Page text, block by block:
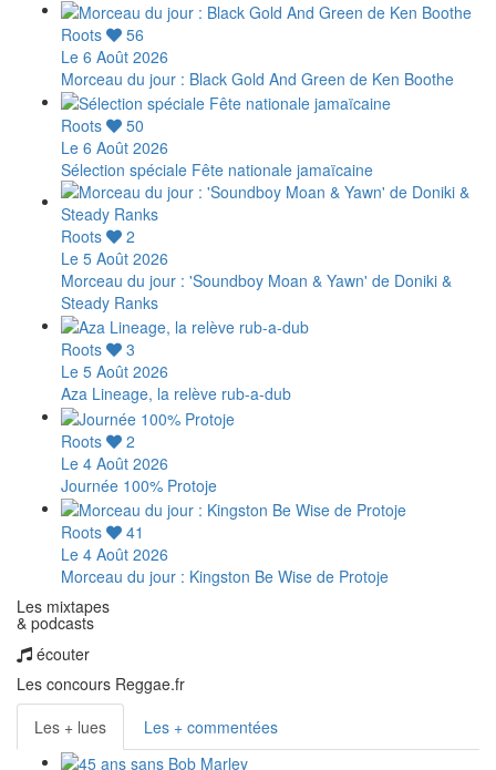
Roots
56
Le 6 Août 2026
Morceau du jour : Black Gold And Green de Ken Boothe
Roots
50
Le 6 Août 2026
Sélection spéciale Fête nationale jamaïcaine
Roots
2
Le 5 Août 2026
Morceau du jour : 'Soundboy Moan & Yawn' de Doniki &
Steady Ranks
Roots
3
Le 5 Août 2026
Aza Lineage, la relève rub-a-dub
Roots
2
Le 4 Août 2026
Journée 100% Protoje
Roots
41
Le 4 Août 2026
Morceau du jour : Kingston Be Wise de Protoje
Les mixtapes
& podcasts
écouter
Les concours Reggae.fr
Les + lues
Les + commentées